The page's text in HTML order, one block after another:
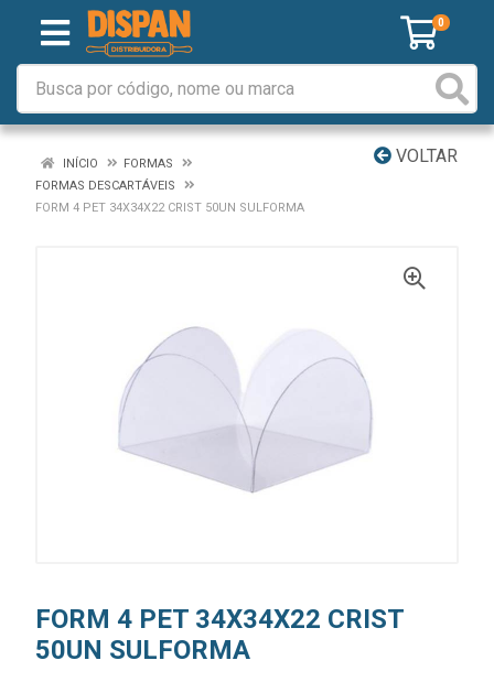
0
VOLTAR
INÍCIO
FORMAS
FORMAS DESCARTÁVEIS
FORM 4 PET 34X34X22 CRIST 50UN SULFORMA
FORM 4 PET 34X34X22 CRIST
50UN SULFORMA